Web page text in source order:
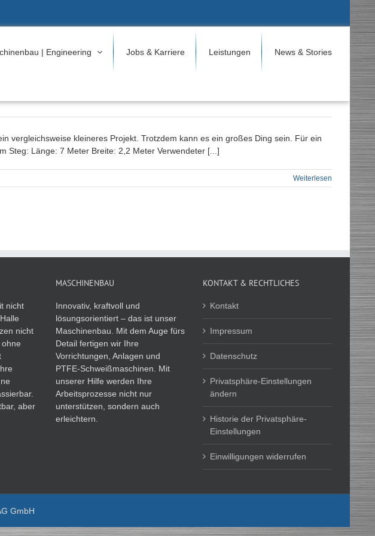
| Engineering Jobs & Karriere Leistungen News & Stories
vergleichsweise kleineres Projekt. Trotzdem kann es ein großes Ding sein. Für ein
Steg: Länge: 7 Meter Breite: 2,2 Meter Verwendeter [...]
Weiterlesen
nicht
nicht
aber
MASCHINENBAU
Innovativ, kraftvoll und
lösungsorientiert – das ist unser
Maschinenbau. Mit dem Auge fürs
Detail fertigen wir Ihre
Vorrichtungen, Anlagen und
PTFE-Schweißmaschinen. Mit
unserer Hilfe werden Ihre
Arbeitsprozesse nicht nur
unterstützen, sondern auch
erleichtern.
KONTAKT & RECHTLICHES
Kontakt
Impressum
Datenschutz
Privatsphäre-Einstellungen
ändern
Historie der Privatsphäre-
Einstellungen
Einwilligungen widerrufen
GmbH